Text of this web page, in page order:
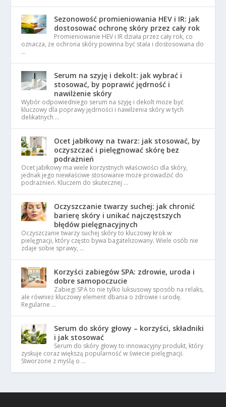
Sezonowość promieniowania HEV i IR: jak
dostosować ochronę skóry przez cały rok
Promieniowanie HEV i IR działa przez cały rok, co
oznacza, że ochrona skóry powinna być stała i dostosowana do
…
Serum na szyję i dekolt: jak wybrać i
stosować, by poprawić jędrność i
nawilżenie skóry
Wybór odpowiedniego serum na szyję i dekolt może być
kluczowy dla poprawy jędrności i nawilżenia skóry w tych
delikatnych …
Ocet jabłkowy na twarz: jak stosować, by
oczyszczać i pielęgnować skórę bez
podrażnień
Ocet jabłkowy ma wiele korzystnych właściwości dla skóry,
jednak jego niewłaściwe stosowanie może prowadzić do
podrażnień. Kluczem do skutecznej …
Oczyszczanie twarzy suchej: jak chronić
barierę skóry i unikać najczęstszych
błędów pielęgnacyjnych
Oczyszczanie twarzy suchej skóry to kluczowy krok w
pielęgnacji, który często bywa bagatelizowany. Wiele osób nie
zdaje sobie sprawy, …
Korzyści zabiegów SPA: zdrowie, uroda i
dobre samopoczucie
Zabiegi SPA to nie tylko luksusowy sposób na relaks,
ale również kluczowy element dbania o zdrowie i urodę.
Regularne …
Serum do skóry głowy – korzyści, składniki
i jak stosować
Serum do skóry głowy to innowacyjny produkt, który
zyskuje coraz większą popularność w świecie pielęgnacji.
Stworzone z myślą o …